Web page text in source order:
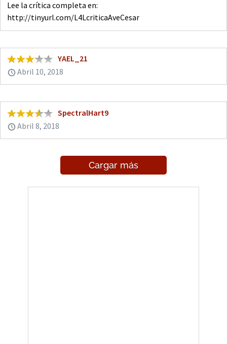
Lee la crítica completa en:
http://tinyurl.com/L4LcriticaAveCesar
YAEL_21
Abril 10, 2018
SpectralHart9
Abril 8, 2018
Cargar más